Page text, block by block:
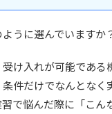
うに選んでいますか
け入れが可能であ
件だけでなんとな
で悩んだ際に「こ